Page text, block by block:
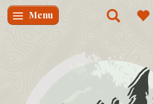
Skifte navigation
Menu